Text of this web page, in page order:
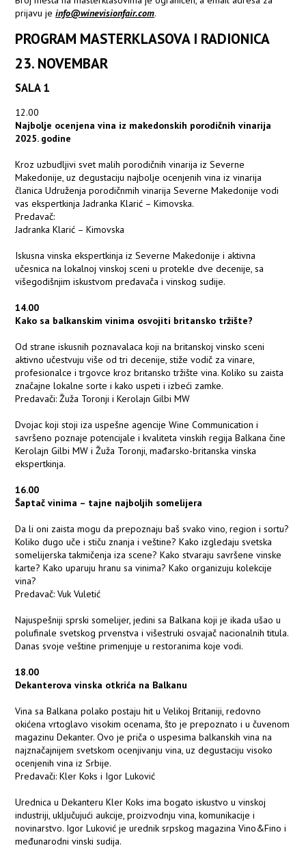
prijavu jeinfo@winevisionfair.com.
PROGRAM MASTERKLASOVA I RADIONICA
23. NOVEMBAR
SALA 1
12.00
Najbolje ocenjena vina iz makedonskih porodičnih vinarija
2025. godine
Kroz uzbudljivi svet malih porodičnih vinarija iz Severne
Makedonije, uz degustaciju najbolje ocenjenih vina iz vinarija
članica Udruženja porodičnmih vinarija Severne Makedonije vodi
vas ekspertkinja Jadranka Klarić – Kimovska.
Predavač:
Jadranka Klarić – Kimovska
Iskusna vinska ekspertkinja iz Severne Makedonije i aktivna
učesnica na lokalnoj vinskoj sceni u protekle dve decenije, sa
višegodišnjim iskustvom predavača i vinskog sudije.
14.00
Kako sa balkanskim vinima osvojiti britansko tržište?
Od strane iskusnih poznavalaca koji na britanskoj vinsko sceni
aktivno učestvuju više od tri decenije, stiže vodič za vinare,
profesionalce i trgovce kroz britansko tržište vina. Koliko su zaista
značajne lokalne sorte i kako uspeti i izbeći zamke.
Predavači: Žuža Toronji i Kerolajn Gilbi MW
Dvojac koji stoji iza uspešne agencije Wine Communication i
savršeno poznaje potencijale i kvaliteta vinskih regija Balkana čine
Kerolajn Gilbi MW i Žuža Toronji, mađarsko-britanska vinska
ekspertkinja.
16.00
Šaptač vinima – tajne najboljih somelijera
Da li oni zaista mogu da prepoznaju baš svako vino, region i sortu?
Koliko dugo uče i stiču znanja i veštine? Kako izgledaju svetska
somelijerska takmičenja iza scene? Kako stvaraju savršene vinske
karte? Kako uparuju hranu sa vinima? Kako organizuju kolekcije
vina?
Predavač: Vuk Vuletić
Najuspešniji sprski somelijer, jedini sa Balkana koji je ikada ušao u
polufinale svetskog prvenstva i višestruki osvajač nacionalnih titula.
Danas svoje veštine primenjuje u restoranima koje vodi.
18.00
Dekanterova vinska otkrića na Balkanu
Vina sa Balkana polako postaju hit u Velikoj Britaniji, redovno
okićena vrtoglavo visokim ocenama, što je prepoznato i u čuvenom
magazinu Dekanter. Ovo je priča o uspesima balkanskih vina na
najznačajnijem svetskom ocenjivanju vina, uz degustaciju visoko
ocenjenih vina iz Srbije.
Predavači: Kler Koks i Igor Luković
Urednica u Dekanteru Kler Koks ima bogato iskustvo u vinskoj
industriji, uključujući aukcije, proizvodnju vina, komunikacije i
novinarstvo. Igor Luković je urednik srpskog magazina Vino&Fino i
međunarodni vinski sudija.